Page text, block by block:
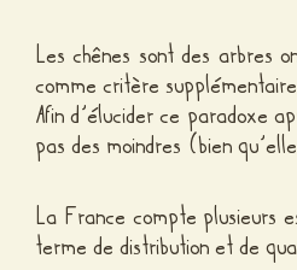
Les chênes sont des arbres
comme critère
Afin d’élucider ce paradoxe
pas des moindres (bien
La France compte plusieurs
terme de distribution et de